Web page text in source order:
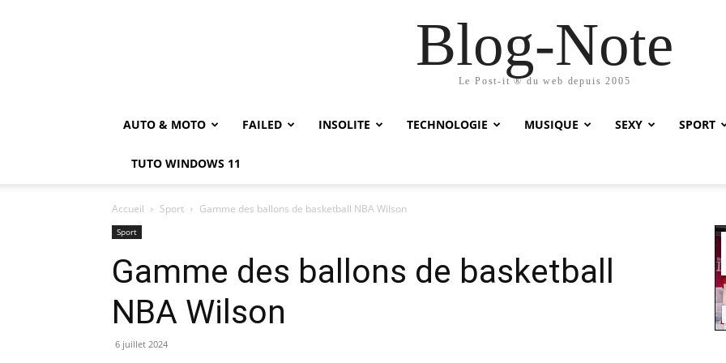
Blog-Note
Le Post-it ® du web depuis 2005
AUTO & MOTO FAILED INSOLITE TECHNOLOGIE MUSIQUE SEXY SPORT
TUTO WINDOWS 11
Accueil Sport Gamme des ballons de basketball NBA Wilson
Sport
Gamme des ballons de basketball
NBA Wilson
6 juillet 2024